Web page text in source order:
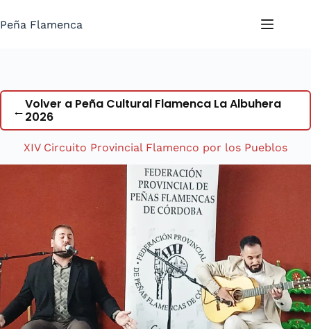
al
Peña Flamenca
←Volver a Peña Cultural Flamenca La Albuhera
2026
XIV Circuito Provincial Flamenco por los Pueblos